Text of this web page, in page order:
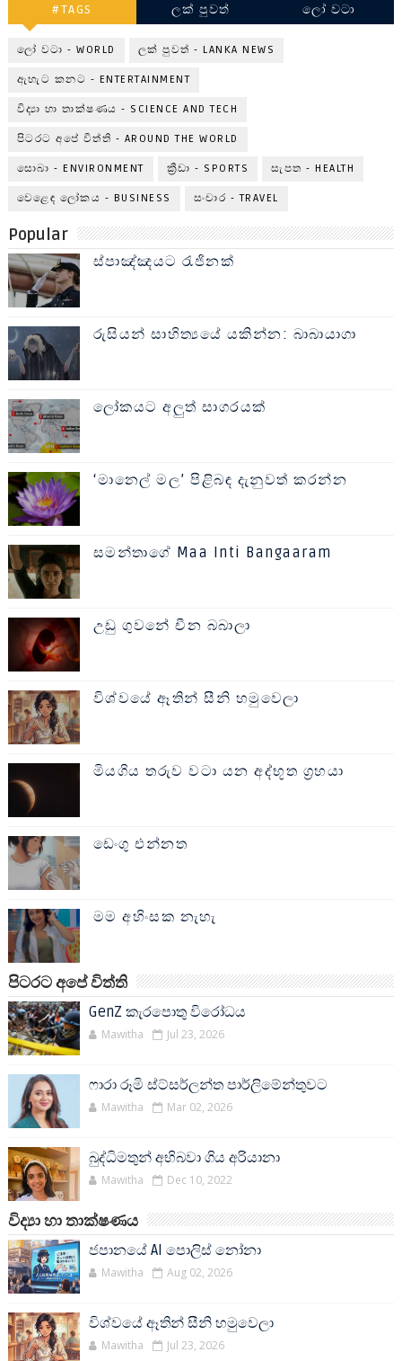
#TAGS ලක් පුවත් ලෝ වටා
ලෝ වටා - WORLD ලක් පුවත් - LANKA NEWS
ඇහැට කනට - ENTERTAINMENT
විද්‍යා හා තාක්ෂණය - SCIENCE AND TECH
පිටරට අපේ විත්ති - AROUND THE WORLD
සොබා - ENVIRONMENT ක්‍රීඩා - SPORTS සැපත - HEALTH
වෙළෙඳ ලෝකය - BUSINESS සංචාර - TRAVEL
Popular
ස්පාඤ්ඤයට රැජිනක්
රුසියන් සාහිත්‍යයේ යකින්න: බාබායාගා
ලෝකයට අලුත් සාගරයක්
‘මානෙල් මල’ පිළිබඳ දැනුවත් කරන්න
සමන්තාගේ Maa Inti Bangaaram
උඩු ගුවනේ චීන බබාලා
විශ්වයේ ඈතින් සීනි හමුවෙලා
මියගිය තරුව වටා යන අද්භූත ග්‍රහයා
ඩෙංගු එන්නත
මම අහිංසක නැහැ
පිටරට අපේ විත්ති
GenZ කැරපොතු විරෝධය
Mawitha Jul 23, 2026
ෆාරා රූමි ස්ට්සර්ලන්ත පාර්ලිමේන්තුවට
Mawitha Mar 02, 2026
බුද්ධිමතුන් අභිබවා ගිය අරියානා
Mawitha Dec 10, 2022
විද්‍යා හා තාක්ෂණය
ජපානයේ AI පොලිස් නෝනා
Mawitha Aug 02, 2026
විශ්වයේ ඈතින් සීනි හමුවෙලා
Mawitha Jul 23, 2026